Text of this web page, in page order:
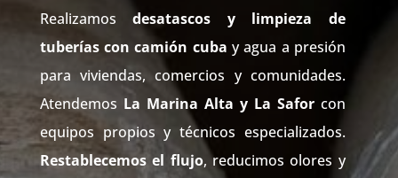
Realizamosdesatascos y limpieza de
tuberías con camión cuba y agua a presión
para viviendas, comercios y comunidades.
Atendemos La Marina Alta y La Saforcon
equipos propios y técnicos especializados.
Restablecemos el flujo, reducimos olores y